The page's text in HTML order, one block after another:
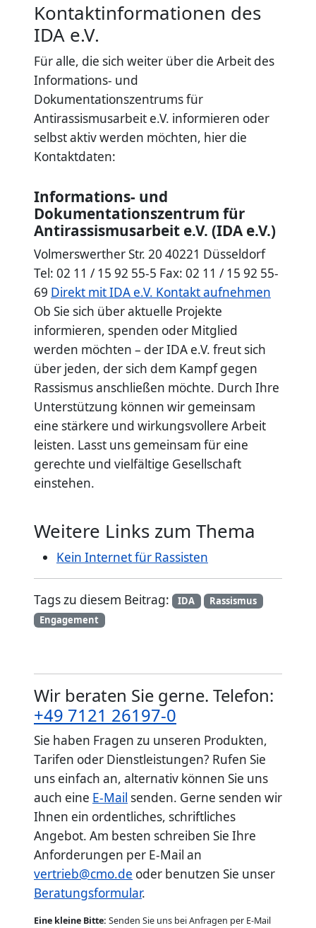
Kontaktinformationen des
IDA e.V.
Für alle, die sich weiter über die Arbeit des
Informations- und
Dokumentationszentrums für
Antirassismusarbeit e.V. informieren oder
selbst aktiv werden möchten, hier die
Kontaktdaten:
Informations- und
Dokumentationszentrum für
Antirassismusarbeit e.V. (IDA e.V.)
Volmerswerther Str. 20 40221 Düsseldorf
Tel: 02 11 / 15 92 55-5 Fax: 02 11 / 15 92 55-
69 Direkt mit IDA e.V. Kontakt aufnehmen
Ob Sie sich über aktuelle Projekte
informieren, spenden oder Mitglied
werden möchten – der IDA e.V. freut sich
über jeden, der sich dem Kampf gegen
Rassismus anschließen möchte. Durch Ihre
Unterstützung können wir gemeinsam
eine stärkere und wirkungsvollere Arbeit
leisten. Lasst uns gemeinsam für eine
gerechte und vielfältige Gesellschaft
einstehen.
Weitere Links zum Thema
Kein Internet für Rassisten
Tags zu diesem Beitrag: IDA
Rassismus
Engagement
Wir beraten Sie gerne. Telefon:
+49 7121 26197-0
Sie haben Fragen zu unseren Produkten,
Tarifen oder Dienstleistungen? Rufen Sie
uns einfach an, alternativ können Sie uns
auch eine E-Mail senden. Gerne senden wir
Ihnen ein ordentliches, schriftliches
Angebot. Am besten schreiben Sie Ihre
Anforderungen per E-Mail an
vertrieb@cmo.de oder benutzen Sie unser
Beratungsformular.
Eine kleine Bitte: Senden Sie uns bei Anfragen per E-Mail